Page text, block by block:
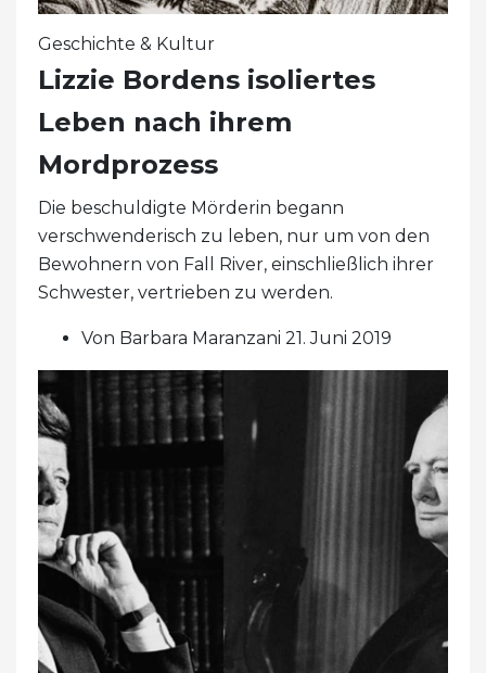
Geschichte & Kultur
Lizzie Bordens isoliertes
Leben nach ihrem
Mordprozess
Die beschuldigte Mörderin begann
verschwenderisch zu leben, nur um von den
Bewohnern von Fall River, einschließlich ihrer
Schwester, vertrieben zu werden.
Von Barbara Maranzani 21. Juni 2019